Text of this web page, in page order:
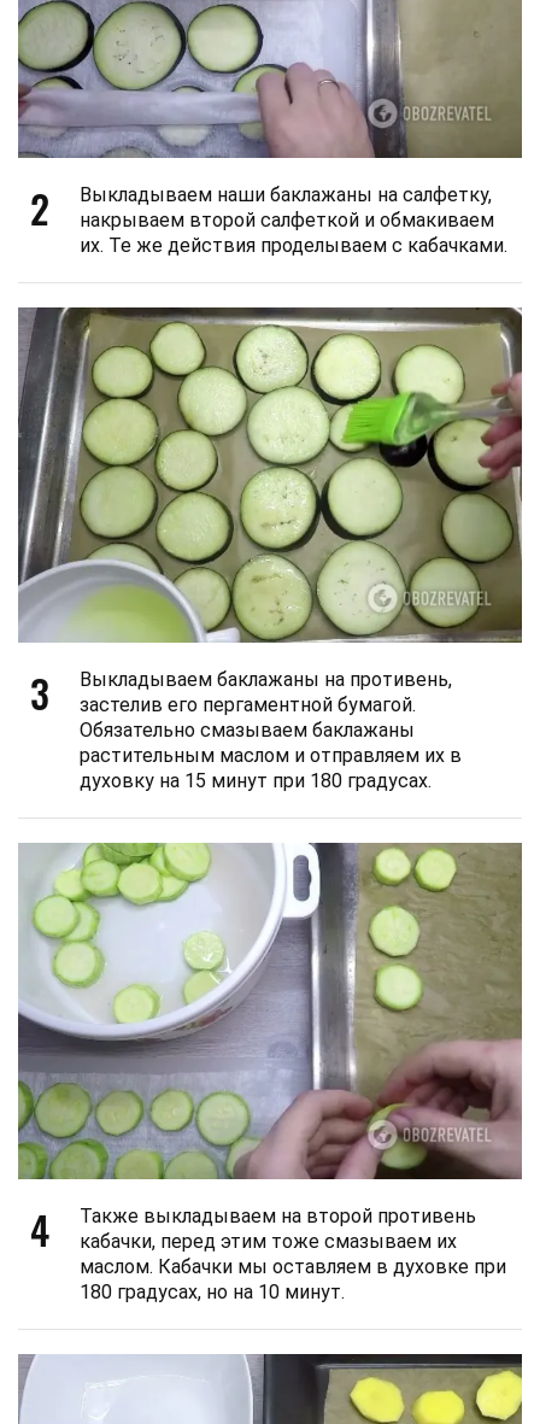
2
Выкладываем наши баклажаны на салфетку,
накрываем второй салфеткой и обмакиваем
их. Те же действия проделываем с кабачками.
3
Выкладываем баклажаны на противень,
застелив его пергаментной бумагой.
Обязательно смазываем баклажаны
растительным маслом и отправляем их в
духовку на 15 минут при 180 градусах.
4
Также выкладываем на второй противень
кабачки, перед этим тоже смазываем их
маслом. Кабачки мы оставляем в духовке при
180 градусах, но на 10 минут.